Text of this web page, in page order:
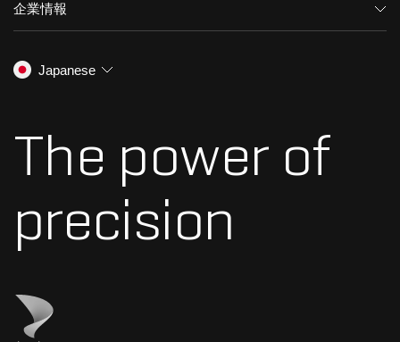
スペクトルライブラリ
法医学ソリューション
トレーニング
キャリア
企業情報
SCIEXについて
プレスリリース
Japanese
The power of
precision
ダナハーのサイトにアクセス